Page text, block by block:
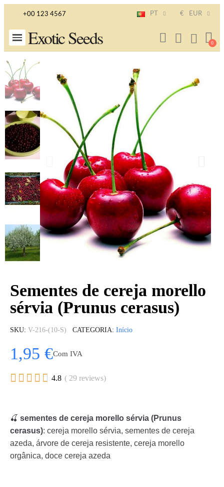
+00 123 4567 PT € EUR
Exotic Seeds
Sementes de cereja morello
sérvia (Prunus cerasus)
SKU V-216-(10-S) CATEGORIA Início
1,95 €Com IVA
     4.8 ( 29 reviews)
🍒 sementes de cereja morello sérvia (Prunus
cerasus): cereja morello sérvia, sementes de cereja
azeda, árvore de cereja resistente, cereja morello
orgânica, doce cereja azeda